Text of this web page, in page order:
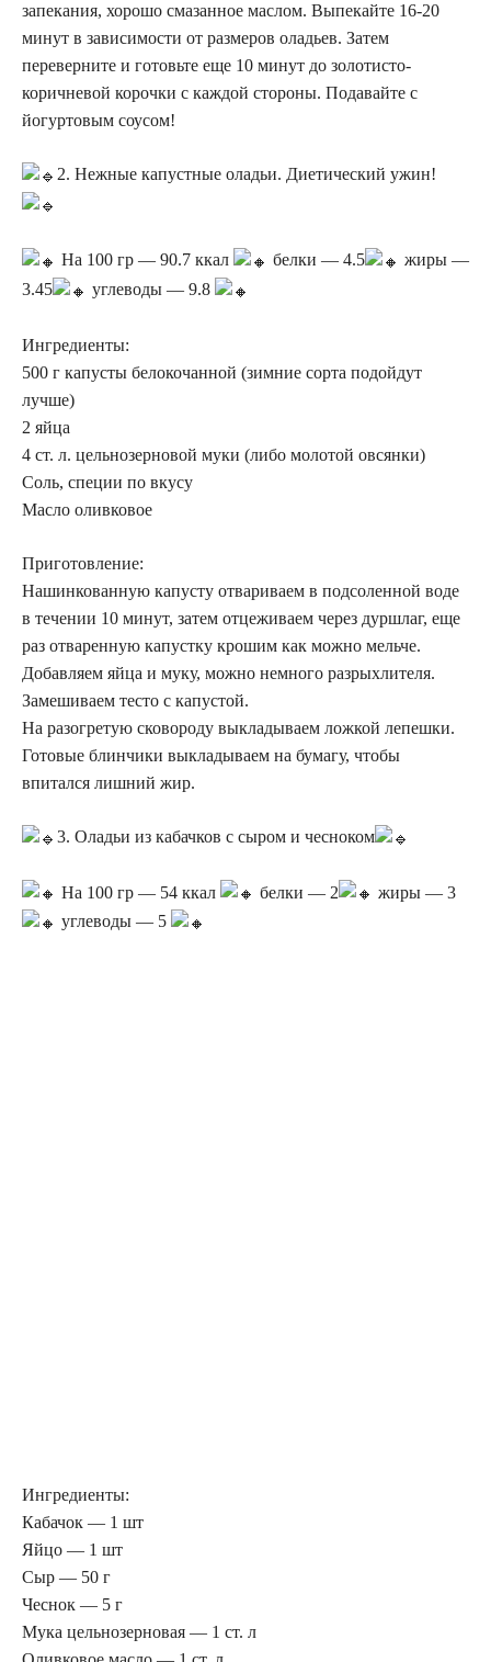
запекания, хорошо смазанное маслом. Выпекайте 16-20
минут в зависимости от размеров оладьев. Затем
переверните и готовьте еще 10 минут до золотисто-
коричневой корочки с каждой стороны. Подавайте с
йогуртовым соусом!
2. Нежные капустные оладьи. Диетический ужин!
На 100 гр — 90.7 ккал белки — 4.5
жиры —
3.45
углеводы — 9.8
Ингредиенты:
500 г капусты белокочанной (зимние сорта подойдут
лучше)
2 яйца
4 ст. л. цельнозерновой муки (либо молотой овсянки)
Соль, специи по вкусу
Масло оливковое
Приготовление:
Нашинкованную капусту отвариваем в подсоленной воде
в течении 10 минут, затем отцеживаем через дуршлаг, еще
раз отваренную капустку крошим как можно мельче.
Добавляем яйца и муку, можно немного разрыхлителя.
Замешиваем тесто с капустой.
На разогретую сковороду выкладываем ложкой лепешки.
Готовые блинчики выкладываем на бумагу, чтобы
впитался лишний жир.
3. Оладьи из кабачков с сыром и чесноком
На 100 гр — 54 ккал белки — 2
жиры — 3
углеводы — 5
Ингредиенты:
Кабачок — 1 шт
Яйцо — 1 шт
Сыр — 50 г
Чеснок — 5 г
Мука цельнозерновая — 1 ст. л